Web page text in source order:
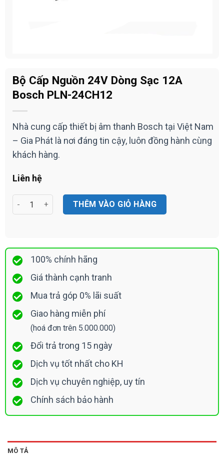
Bộ Cấp Nguồn 24V Dòng Sạc 12A
Bosch PLN-24CH12
Nhà cung cấp thiết bị âm thanh Bosch tại Việt Nam
– Gia Phát là nơi đáng tin cậy, luôn đồng hành cùng
khách hàng.
Liên hệ
Bộ Cấp Nguồn 24V Dòng Sạc 12A Bosch PLN-24CH12 số
THÊM VÀO GIỎ HÀNG
100% chính hãng
Giá thành cạnh tranh
Mua trả góp 0% lãi suất
Giao hàng miễn phí
(hoá đơn trên 5.000.000)
Đổi trả trong 15 ngày
Dịch vụ tốt nhất cho KH
Dịch vụ chuyên nghiệp, uy tín
Chính sách bảo hành
MÔ TẢ